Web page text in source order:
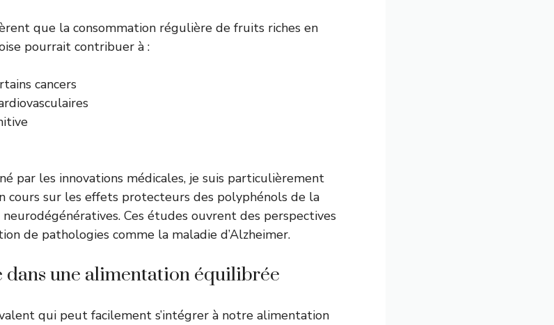
que la consommation régulière de fruits riches en
pourrait contribuer à :
cancers
par les innovations médicales, je suis particulièrement
cours sur les effets protecteurs des polyphénols de la
Ces études ouvrent des perspectives
de pathologies comme la maladie d’Alzheimer.
une alimentation équilibrée
qui peut facilement s’intégrer à notre alimentation